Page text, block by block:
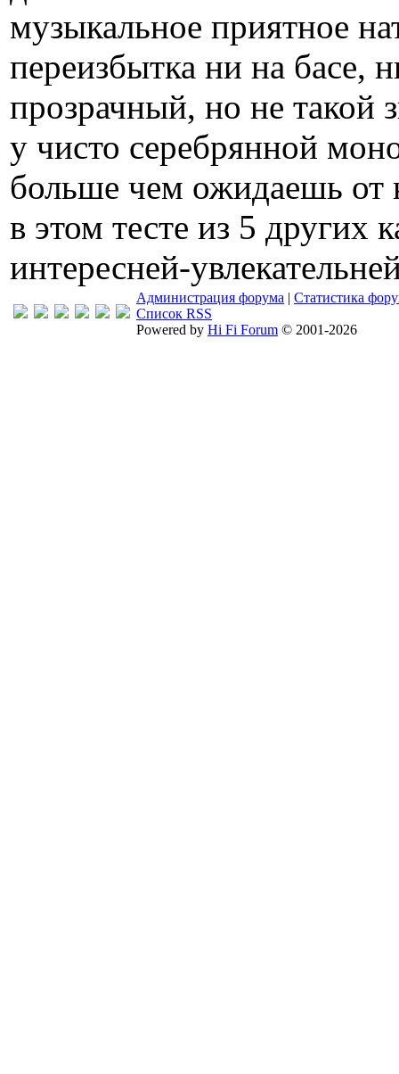
музыкальное приятное
переизбытка ни на басе,
прозрачный, но не такой
у чисто серебрянной
больше чем ожидаешь от
в этом тесте из 5 других
интересней-
Администрация форума | Статистика
Список RSS
Powered by Hi Fi Forum © 2001-2026